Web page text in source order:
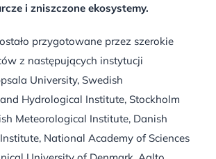
i zniszczone ekosystemy.
przygotowane przez szerokie
z następujących instytucji
University, Swedish
Hydrological Institute, Stockholm
Meteorological Institute, Danish
National Academy of Sciences